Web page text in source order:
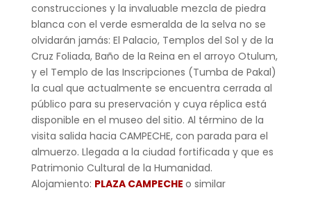
construcciones y la invaluable mezcla de piedra
blanca con el verde esmeralda de la selva no se
olvidarán jamás: El Palacio, Templos del Sol y de la
Cruz Foliada, Baño de la Reina en el arroyo Otulum,
y el Templo de las Inscripciones (Tumba de Pakal)
la cual que actualmente se encuentra cerrada al
público para su preservación y cuya réplica está
disponible en el museo del sitio. Al término de la
visita salida hacia CAMPECHE, con parada para el
almuerzo. Llegada a la ciudad fortificada y que es
Patrimonio Cultural de la Humanidad.
Alojamiento: PLAZA CAMPECHE o similar